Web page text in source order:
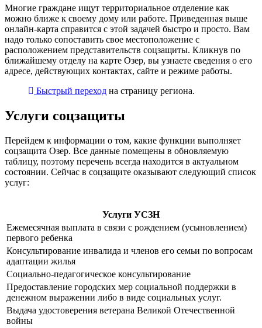
Многие граждане ищут территориальное отделение как
можно ближе к своему дому или работе. Приведенная выше
онлайн-карта справится с этой задачей быстро и просто. Вам
надо только сопоставить свое местоположение с
расположением представительств соцзащиты. Кликнув по
ближайшему отделу на карте Озер, вы узнаете сведения о его
адресе, действующих контактах, сайте и режиме работы.
Быстрый переход на страницу региона.
Услуги соцзащиты
Перейдем к информации о том, какие функции выполняет
соцзащита Озер. Все данные помещены в обновляемую
таблицу, поэтому перечень всегда находится в актуальном
состоянии. Сейчас в соцзащите оказывают следующий список
услуг:
Услуги УСЗН
Ежемесячная выплата в связи с рождением (усыновлением)
первого ребенка
Консультирование инвалида и членов его семьи по вопросам
адаптации жилья
Социально-педагогическое консультирование
Предоставление городских мер социальной поддержки в
денежном выражении либо в виде социальных услуг.
Выдача удостоверения ветерана Великой Отечественной
войны